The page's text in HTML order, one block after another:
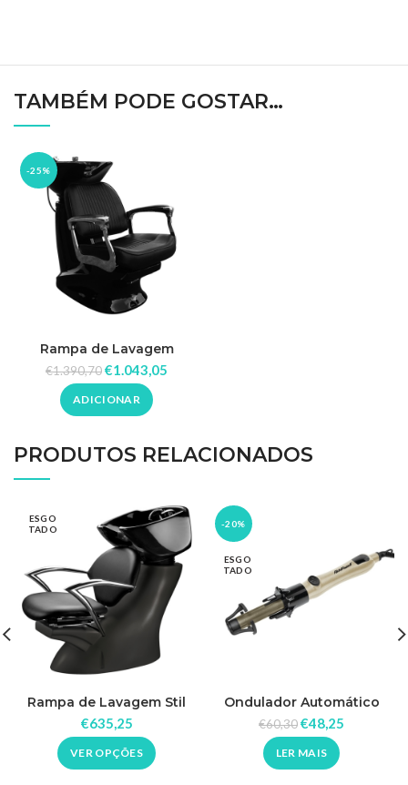
TAMBÉM PODE GOSTAR…
-25%
Rampa de Lavagem
Tradicional
€1.390,70€1.043,05
ADICIONAR
PRODUTOS RELACIONADOS
ESGO
TADO
Rampa de Lavagem Stil
€635,25
VER OPÇÕES
-20%
ESGO
TADO
Ondulador Automático
Fastwave
€60,30€48,25
LER MAIS